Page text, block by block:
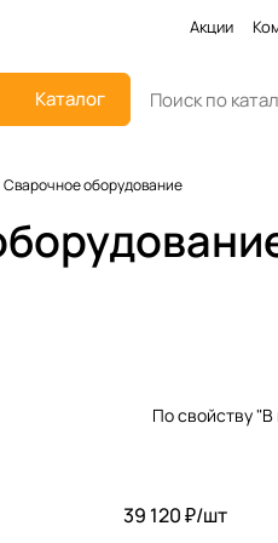
Акции
Каталог
Сварочное оборудование
(MIG-MAG)
Аппараты лазерной
По свойству
39 120 ₽/шт